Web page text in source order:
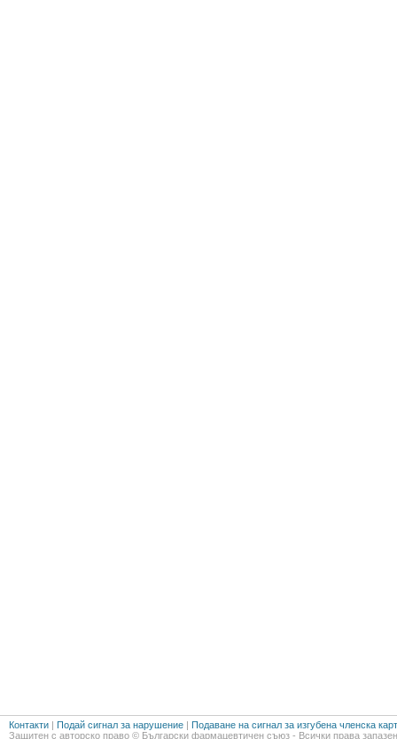
Контакти | Подай сигнал за нарушение | Подаване на сигнал за изгубена членска
Защитен с авторско право © Български фармацевтичен съюз - Всички права